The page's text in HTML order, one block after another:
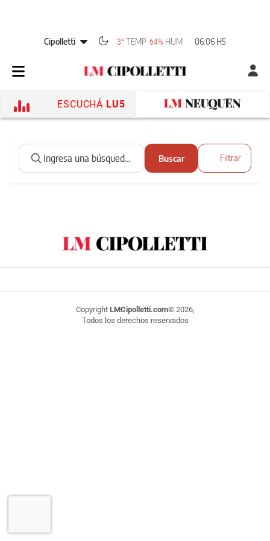
Cipolletti 3°TEMP 64% HUM 06:06 HS
ESCUCHÁ LU5
Buscar Filtrar
Copyright LMCipolletti.com© 2026,
Todos los derechos reservados